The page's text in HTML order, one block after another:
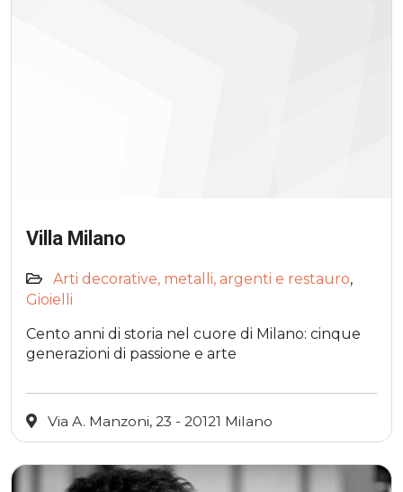
Villa Milano
Arti decorative, metalli, argenti e restauro,
Gioielli
Cento anni di storia nel cuore di Milano: cinque
generazioni di passione e arte
Via A. Manzoni, 23 - 20121 Milano